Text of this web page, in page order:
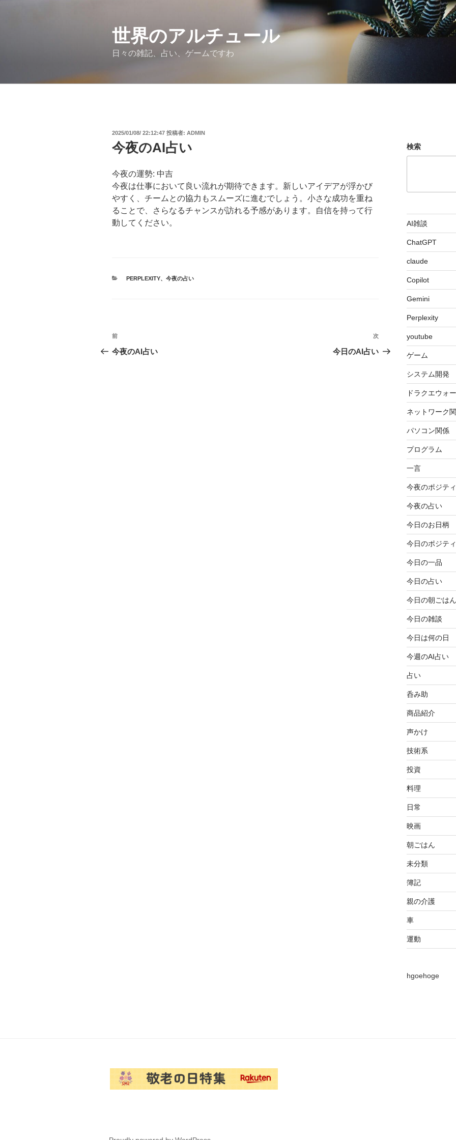
世界のアルチュール
日々の雑記、占い、ゲームですわ
投
日:
2025/01/08/ 22:12:47 投稿者: ADMIN
今夜のAI占い
今夜の運勢: 中吉
今夜は仕事において良い流れが期待できます。新しいアイデアが浮かび
やすく、チームとの協力もスムーズに進むでしょう。小さな成功を重ね
ることで、さらなるチャンスが訪れる予感があります。自信を持って行
動してください。
カ
PERPLEXITY、 今夜の占い
投
稿
前
の
前
今夜のAI占い
次
の
次
今日のAI占い
検索
AI雑談
ChatGPT
claude
Copilot
Gemini
Perplexity
youtube
ゲーム
システム開発
ドラクエウォ
ネットワーク
パソコン関係
プログラム
一言
今夜のポジテ
今夜の占い
今日のお日柄
今日のポジテ
今日の一品
今日の占い
今日の朝ごはん
今日の雑談
今日は何の日
今週のAI占い
占い
呑み助
商品紹介
声かけ
技術系
投資
料理
日常
映画
朝ごはん
未分類
簿記
親の介護
車
運動
hgoehoge